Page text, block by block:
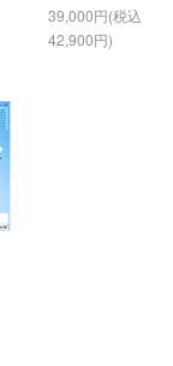
39,000円(税込
42,900円)